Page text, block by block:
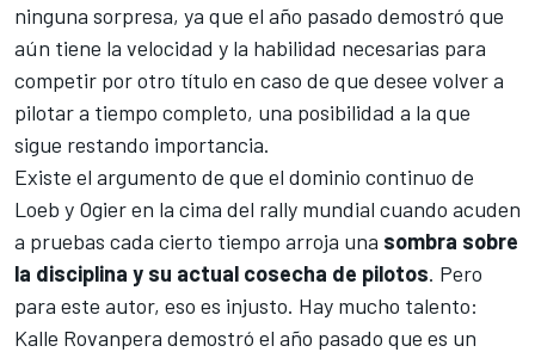
ninguna sorpresa, ya que el año pasado demostró que
aún tiene la velocidad y la habilidad necesarias para
competir por otro título en caso de que desee volver a
pilotar a tiempo completo, una posibilidad a la que
sigue restando importancia.
Existe el argumento de que el dominio continuo de
Loeb y Ogier en la cima del rally mundial cuando acuden
a pruebas cada cierto tiempo arroja una sombra sobre
la disciplina y su actual cosecha de pilotos. Pero
para este autor, eso es injusto. Hay mucho talento:
Kalle Rovanpera demostró el año pasado que es un